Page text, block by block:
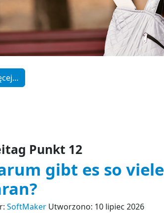
Punkt 12
gibt es so
SoftMaker Utworzono: 10 lipiec 2026